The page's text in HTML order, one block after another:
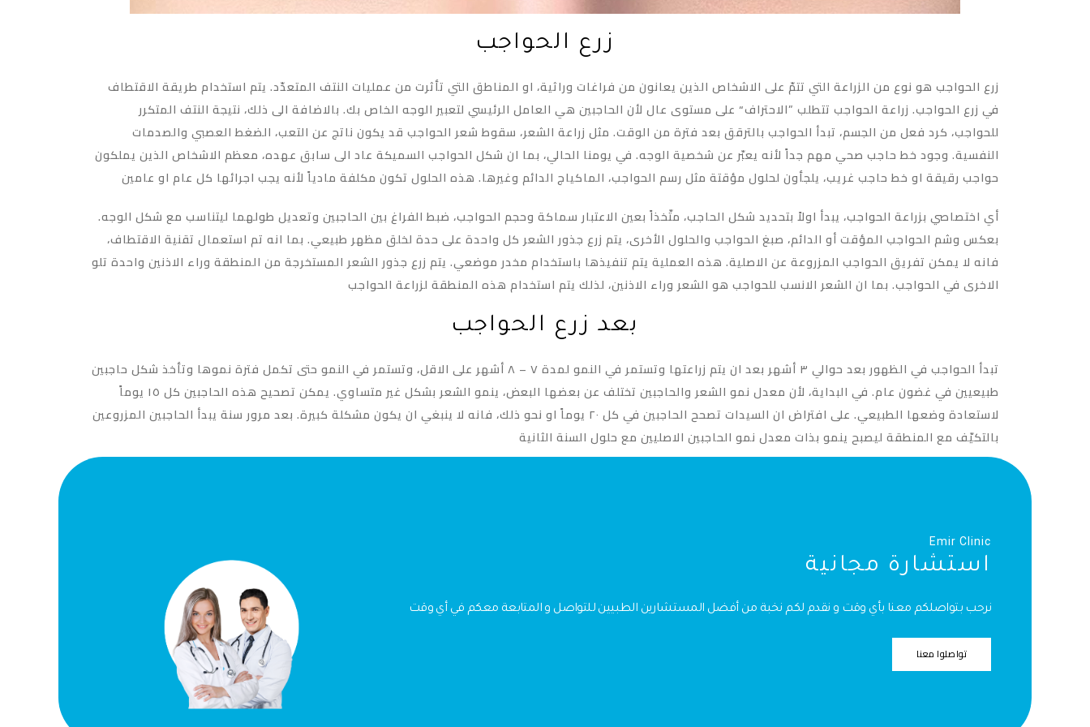
زرع الحواجب
زرع الحواجب هو نوع من الزراعة التي تتمّ على الاشخاص الذين يعانون من فراغات وراثية، او المناطق التي تأثرت من عمليات النتف المتعدّد. يتم استخدام طريقة الاقتطاف
في زرع الحواجب. زراعة الحواجب تتطلب ”الاحتراف“ على مستوى عال لأن الحاجبين هي العامل الرئيسي لتعبير الوجه الخاص بك. بالاضافة الى ذلك، نتيجة النتف المتكرر
للحواجب، كرد فعل من الجسم، تبدأ الحواجب بالترقق بعد فترة من الوقت. مثل زراعة الشعر، سقوط شعر الحواجب قد يكون ناتج عن التعب، الضغط العصبي والصدمات
النفسية. وجود خط حاجب صحي مهم جداً لأنه يعبّر عن شخصية الوجه. في يومنا الحالي، بما ان شكل الحواجب السميكة عاد الى سابق عهده، معظم الاشخاص الذين يملكون
حواجب رقيقة او خط حاجب غريب، يلجأون لحلول مؤقتة مثل رسم الحواجب، الماكياج الدائم وغيرها. هذه الحلول تكون مكلفة مادياً لأنه يجب اجرائها كل عام او عامين
أي اختصاصي بزراعة الحواجب، يبدأ اولاً بتحديد شكل الحاجب، متّخذاً بعين الاعتبار سماكة وحجم الحواجب، ضبط الفراغ بين الحاجبين وتعديل طولهما ليتناسب مع شكل الوجه.
بعكس وشم الحواجب المؤقت أو الدائم، صبغ الحواجب والحلول الأخرى، يتم زرع جذور الشعر كل واحدة على حدة لخلق مظهر طبيعي. بما انه تم استعمال تقنية الاقتطاف،
فانه لا يمكن تفريق الحواجب المزروعة عن الاصلية. هذه العملية يتم تنفيذها باستخدام مخدر موضعي. يتم زرع جذور الشعر المستخرجة من المنطقة وراء الاذنين واحدة تلو
الاخرى في الحواجب. بما ان الشعر الانسب للحواجب هو الشعر وراء الاذنين، لذلك يتم استخدام هذه المنطقة لزراعة الحواجب
بعد زرع الحواجب
تبدأ الحواجب في الظهور بعد حوالي ٣ أشهر بعد ان يتم زراعتها وتستمر في النمو لمدة ٧ – ٨ أشهر على الاقل، وتستمر في النمو حتى تكمل فترة نموها وتأخذ شكل حاجبين
طبيعيين في غضون عام. في البداية، لأن معدل نمو الشعر والحاجبين تختلف عن بعضها البعض، ينمو الشعر بشكل غير متساوي. يمكن تصحيح هذه الحاجبين كل ۱٥ يوماً
لاستعادة وضعها الطبيعي. على افتراض ان السيدات تصحح الحاجبين في كل ٢٠ يوماً او نحو ذلك، فانه لا ينبغي ان يكون مشكلة كبيرة. بعد مرور سنة يبدأ الحاجبين المزروعين
بالتكيّف مع المنطقة ليصبح ينمو بذات معدل نمو الحاجبين الاصليين مع حلول السنة الثانية
Emir Clinic
استشارة مجانية
نرحب بتواصلكم معنا بأي وقت و نقدم لكم نخبة من أفضل المستشارين الطبيين للتواصل و المتابعة معكم في أي وقت
تواصلوا معنا